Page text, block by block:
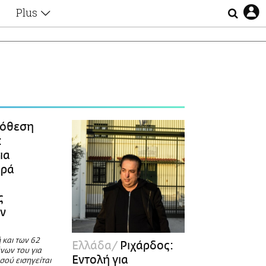
Plus
Οι Αθηναίοι
και των 62
του για
εισηγείται
Ελλάδα Ριχάρδος:
Εντολή για